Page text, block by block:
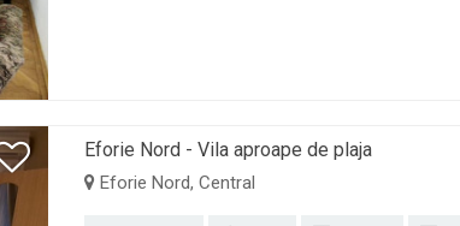
Eforie Nord - Vila aproape de plaja
Eforie Nord, Central